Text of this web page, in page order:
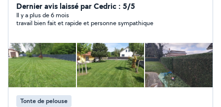
paysager, j'aime la création paysagère, taille arbres
fruitiers, ornementales et de haies , tonte . J'effectue
tout ce qui est élagage d'arbres dangereux. la
de mon travail cela est une priorité pour moi. d'autres
photos sur demande de mes différents chantiers.
Dernier avis laissé par Cedric : 5/5
Il y a plus de 6 mois
travail bien fait et rapide et personne sympathique
Tonte de pelouse